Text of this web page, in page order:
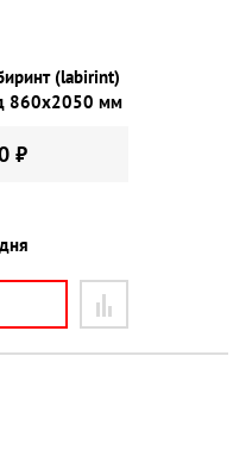
(labirint)
860х2050 мм
₽